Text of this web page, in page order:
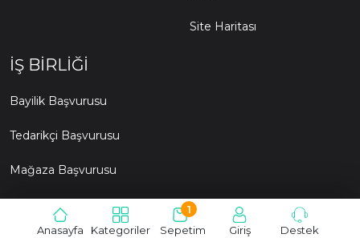
Anasayfa Kategoriler Sepetim
1
Giriş
Destek
Site Haritası
İŞ BIRLIĞI
Bayilik Başvurusu
Tedarikçi Başvurusu
Mağaza Başvurusu
© 2015- 2026 oyunalisveris.com Tüm hakları saklıdır.